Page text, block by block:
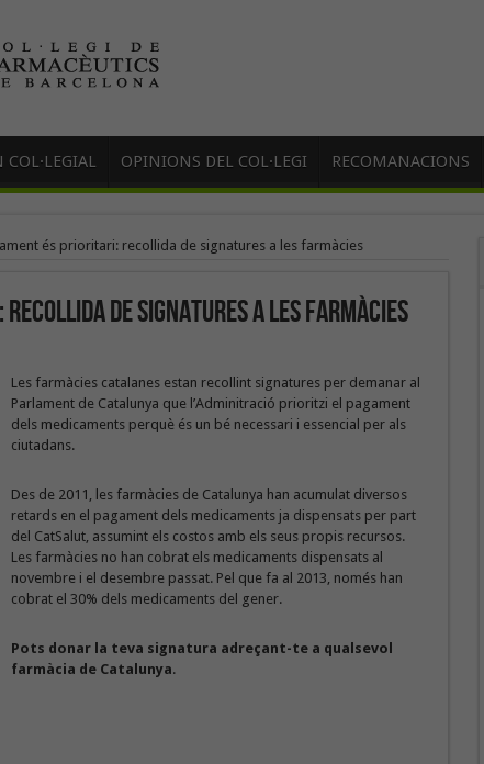
COL·LEGIAL OPINIONS DEL COL·LEGI RECOMANACIONS
és prioritari: recollida de signatures a les farmàcies
de signatures a les farmàcies
Les farmàcies catalanes estan recollint signatures per demanar al
Parlament de Catalunya que l’Adminitració prioritzi el pagament
dels medicaments perquè és un bé necessari i essencial per als
ciutadans.
Des de 2011, les farmàcies de Catalunya han acumulat diversos
retards en el pagament dels medicaments ja dispensats per part
del CatSalut, assumint els costos amb els seus propis recursos.
Les farmàcies no han cobrat els medicaments dispensats al
novembre i el desembre passat. Pel que fa al 2013, només han
cobrat el 30% dels medicaments del gener.
Pots donar la teva signatura adreçant-te a qualsevol
farmàcia de Catalunya.